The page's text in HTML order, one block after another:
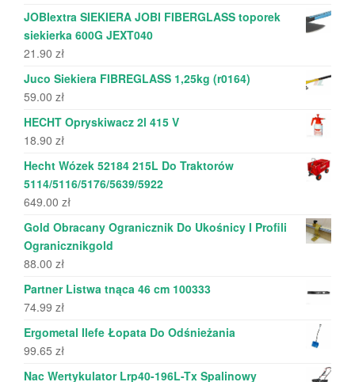
JOBIextra SIEKIERA JOBI FIBERGLASS toporek
siekierka 600G JEXT040
21.90 zł
Juco Siekiera FIBREGLASS 1,25kg (r0164)
59.00 zł
HECHT Opryskiwacz 2l 415 V
18.90 zł
Hecht Wózek 52184 215L Do Traktorów
5114/5116/5176/5639/5922
649.00 zł
Gold Obracany Ogranicznik Do Ukośnicy I Profili
Ogranicznikgold
88.00 zł
Partner Listwa tnąca 46 cm 100333
74.99 zł
Ergometal Ilefe Łopata Do Odśnieżania
99.65 zł
Nac Wertykulator Lrp40-196L-Tx Spalinowy